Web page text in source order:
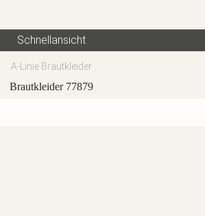
Schnellansicht
A-Linie Brautkleider
Brautkleider 77879